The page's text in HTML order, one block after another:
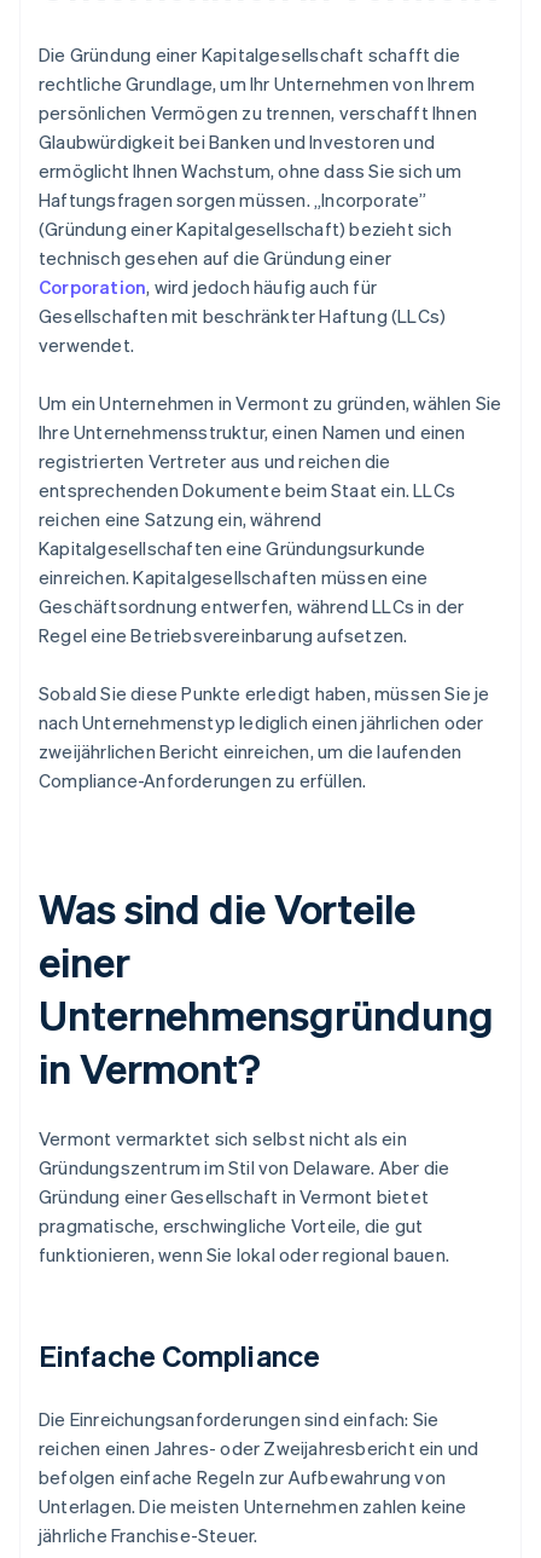
Die Gründung einer Kapitalgesellschaft schafft die
rechtliche Grundlage, um Ihr Unternehmen von Ihrem
persönlichen Vermögen zu trennen, verschafft Ihnen
Glaubwürdigkeit bei Banken und Investoren und
ermöglicht Ihnen Wachstum, ohne dass Sie sich um
Haftungsfragen sorgen müssen. „Incorporate”
(Gründung einer Kapitalgesellschaft) bezieht sich
technisch gesehen auf die Gründung einer
Corporation, wird jedoch häufig auch für
Gesellschaften mit beschränkter Haftung (LLCs)
verwendet.
Um ein Unternehmen in Vermont zu gründen, wählen Sie
Ihre Unternehmensstruktur, einen Namen und einen
registrierten Vertreter aus und reichen die
entsprechenden Dokumente beim Staat ein. LLCs
reichen eine Satzung ein, während
Kapitalgesellschaften eine Gründungsurkunde
einreichen. Kapitalgesellschaften müssen eine
Geschäftsordnung entwerfen, während LLCs in der
Regel eine Betriebsvereinbarung aufsetzen.
Sobald Sie diese Punkte erledigt haben, müssen Sie je
nach Unternehmenstyp lediglich einen jährlichen oder
zweijährlichen Bericht einreichen, um die laufenden
Compliance-Anforderungen zu erfüllen.
Was sind die Vorteile
einer
Unternehmensgründung
in Vermont?
Vermont vermarktet sich selbst nicht als ein
Gründungszentrum im Stil von Delaware. Aber die
Gründung einer Gesellschaft in Vermont bietet
pragmatische, erschwingliche Vorteile, die gut
funktionieren, wenn Sie lokal oder regional bauen.
Einfache Compliance
Die Einreichungsanforderungen sind einfach: Sie
reichen einen Jahres- oder Zweijahresbericht ein und
befolgen einfache Regeln zur Aufbewahrung von
Unterlagen. Die meisten Unternehmen zahlen keine
jährliche Franchise-Steuer.